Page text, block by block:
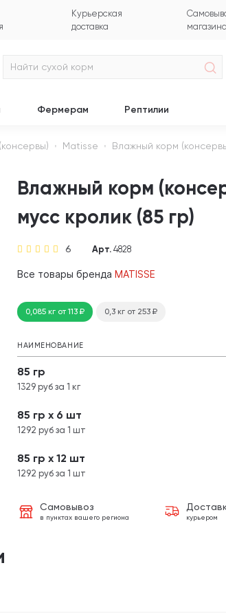
Курьерская
доставка
Фермерам Рептилии
Matisse Влажный корм
Влажный корм
мусс кролик (85 гр)
6 Арт. 4828
Все товары бренда MATISSE
0,085 кг от 113₽ 0,3 кг от 253 ₽
НАИМЕНОВАНИЕ
85 гр
1329 руб за 1 кг
85 гр х 6 шт
1292 руб за 1 шт
85 гр х 12 шт
1292 руб за 1 шт
Самовывоз
в пунктах вашего региона курьером